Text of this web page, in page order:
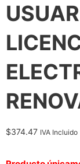
$374.47 IVA Incluido